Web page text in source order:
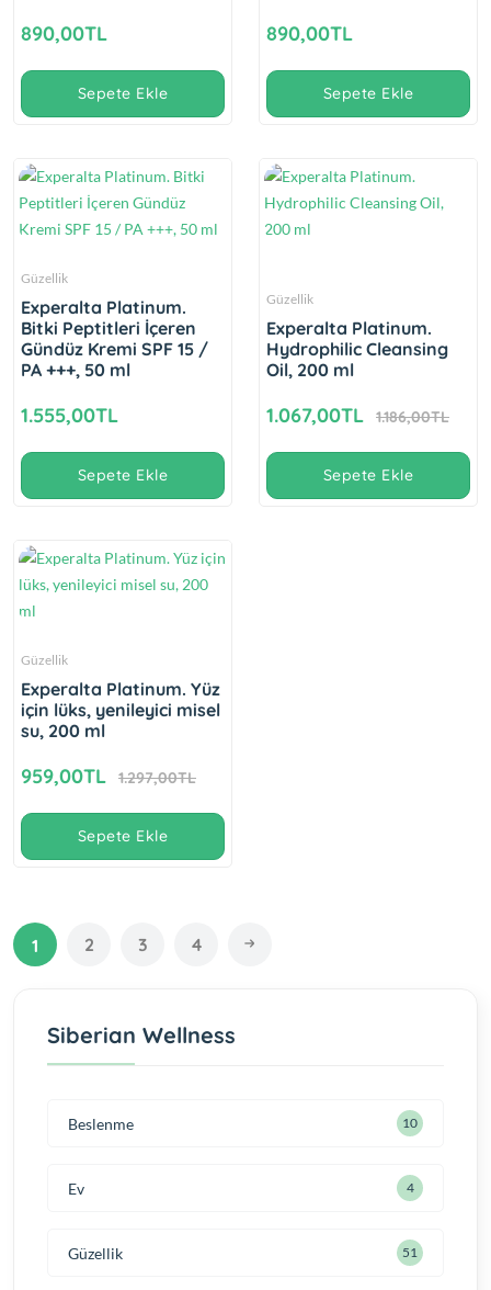
890,00TL
Sepete Ekle
890,00TL
Sepete Ekle
Güzellik
Experalta Platinum.
Bitki Peptitleri İçeren
Gündüz Kremi SPF 15 /
PA +++, 50 ml
1.555,00TL
Sepete Ekle
Güzellik
Experalta Platinum.
Hydrophilic Cleansing
Oil, 200 ml
1.067,00TL 1.186,00TL
Sepete Ekle
Güzellik
Experalta Platinum. Yüz
için lüks, yenileyici misel
su, 200 ml
959,00TL 1.297,00TL
Sepete Ekle
1 2 3 4
Siberian Wellness
Beslenme 10
Ev 4
Güzellik 51